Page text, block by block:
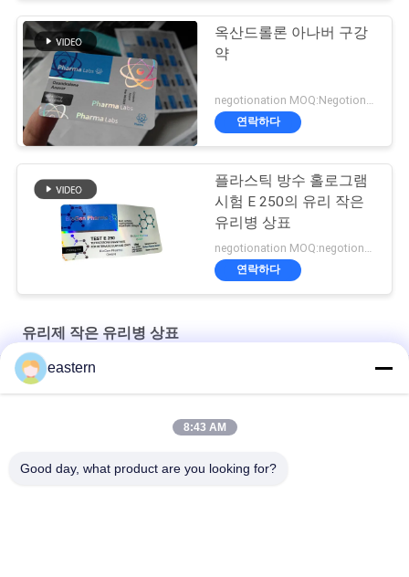
옥산드롤론 아나버 구강
약
연락하다
플라스틱 방수 홀로그램
시험 E 250의 유리 작은
유리병 상표
연락하다
유리제 작은 유리병 상표
Somatropin HG 176-191 2mlx10 레이블이 있는 유리 바이알
전 세트 Paer Instrution를 가진 tren 아세테이트 작은 유리병 작은
레이저 PET 10ml 테스트 Enanthate 유리 바이알 라벨
eastern
8:43 AM
Good day, what product are you looking for?